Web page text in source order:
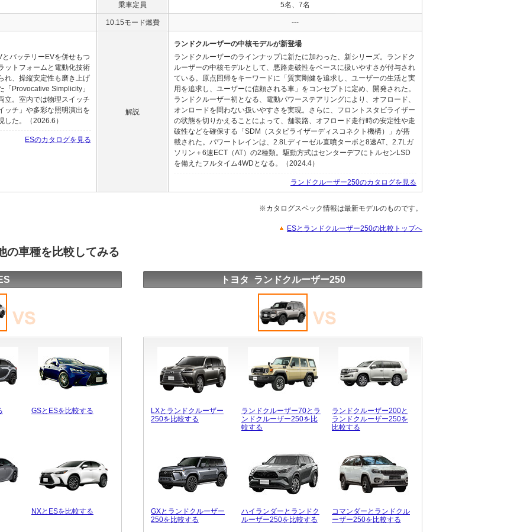
乗車定員 5名、7名
10.15モード燃費 ---
バッテリーEVを併せもつ
ットフォームと電動化技術
れ、操縦安定性も磨き上げ
Provocative Simplicity」
立。室内では物理スイッチ
ッチ」や多彩な照明演出を
た。（2026.6）
ESのカタログを見る
解説
ランドクルーザーの中核モデルが新登場
ランドクルーザーのラインナップに新たに加わった、新シリーズ。ランドク
ルーザーの中核モデルとして、悪路走破性をベースに扱いやすさが付与され
ている。原点回帰をキーワードに「質実剛健を追求し、ユーザーの生活と実
用を追求し、ユーザーに信頼される車」をコンセプトに定め、開発された。
ランドクルーザー初となる、電動パワーステアリングにより、オフロード、
オンロードを問わない扱いやすさを実現。さらに、フロントスタビライザー
の状態を切りかえることによって、舗装路、オフロード走行時の安定性や走
破性などを確保する「SDM（スタビライザーディスコネクト機構）」が搭
載された。パワートレインは、2.8Lディーゼル直噴ターボと8速AT、2.7Lガ
ソリン＋6速ECT（AT）の2種類。駆動方式はセンターデフにトルセンLSD
を備えたフルタイム4WDとなる。（2024.4）
ランドクルーザー250のカタログを見る
※カタログスペック情報は最新モデルのものです。
ESとランドクルーザー250の比較トップへ
の車種を比較してみる
GSとESを比較する
NXとESを比較する
トヨタ ランドクルーザー250
LXとランドクルーザー
250を比較する
ランドクルーザー70とラ
ンドクルーザー250を比
較する
ランドクルーザー200と
ランドクルーザー250を
比較する
GXとランドクルーザー
250を比較する
ハイランダーとランドク
ルーザー250を比較する
コマンダーとランドクル
ーザー250を比較する